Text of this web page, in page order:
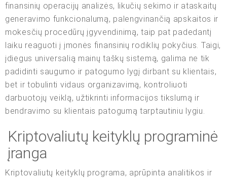
finansinių operacijų analizės, likučių sekimo ir ataskaitų
generavimo funkcionalumą, palengvinančią apskaitos ir
mokesčių procedūrų įgyvendinimą, taip pat padedantį
laiku reaguoti į įmonės finansinių rodiklių pokyčius. Taigi,
įdiegus universalią mainų taškų sistemą, galima ne tik
padidinti saugumo ir patogumo lygį dirbant su klientais,
bet ir tobulinti vidaus organizavimą, kontroliuoti
darbuotojų veiklą, užtikrinti informacijos tikslumą ir
bendravimo su klientais patogumą tarptautiniu lygiu.
Kriptovaliutų keityklų programinė
įranga
Kriptovaliutų keityklų programa, aprūpinta analitikos ir